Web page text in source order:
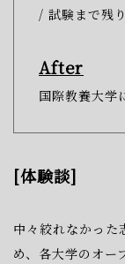
/ 試験まで残
After
国際教養大学
[体験談]
中々絞れなかった
め、 各大学のオー